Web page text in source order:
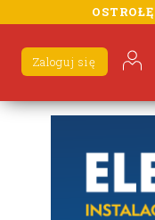
Zaloguj się